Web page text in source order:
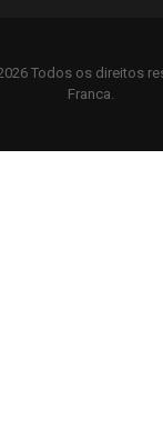
Todos os direitos
Franca.